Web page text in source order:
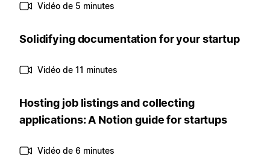
Vidéo de 5 minutes
Solidifying documentation for your startup
Vidéo de 11 minutes
Hosting job listings and collecting
applications: A Notion guide for startups
Vidéo de 6 minutes